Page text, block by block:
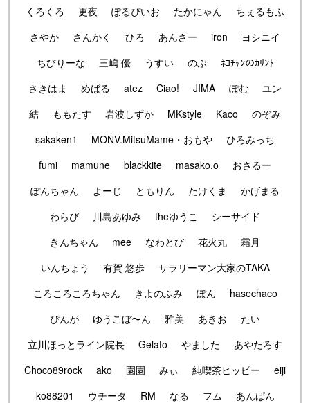
くろくろ
更夜 ぽるぴいお たかにゃん
ちぇるもふ
さやか
さんかく ひろ あんさー iron
ヨシニイ
ちびりーな
三嶋 優 うすい のぶ
ﾈｺﾁｬﾝのｶﾘﾝﾄ
さきはま
めばる atez Ciao! JIMA ぽむ
ユン
結
ももたす 岩波しずか MKstyle Kaco
のぞみ
sakaken1
MONV.MitsuMame・おもや
ひろみっち
fumi
mamune blackkite masako.o
おさるー
ぽんちゃん
よーじ ともりん たけくま
かげまる
わらび
川島あゆみ theゆうこ
シーサイド
きんちゃん
mee なわとび 花火丸
霜月
いんちょう
有賀 悠歩
サラリーマン大家のTAKA
ころころころちゃん
きよのふみ ぽん
hasechaco
ぴんが
ゆうこぼ〜ん 雅美 あきお
たい
立川ほっとライン院長
Gelato やました
あやたろす
Choco89rock
ako 園園 みぃ 純喫茶ヒッピー
eiji
ko88201
ウチータ RM なる フム
あんぱん